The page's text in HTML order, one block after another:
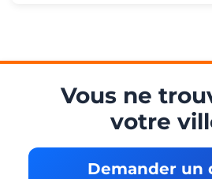
Vous ne
votre
Demander un